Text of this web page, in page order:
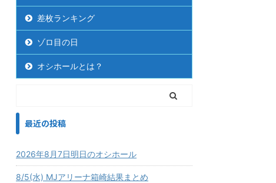
差枚ランキング
ゾロ目の日
オシホールとは？
最近の投稿
2026年8月7日明日のオシホール
8/5(水) MJアリーナ箱崎結果まとめ